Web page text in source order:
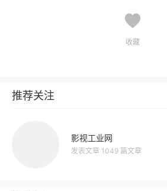
收藏
推荐关注
影视工业网
发表文章 1049 篇文章